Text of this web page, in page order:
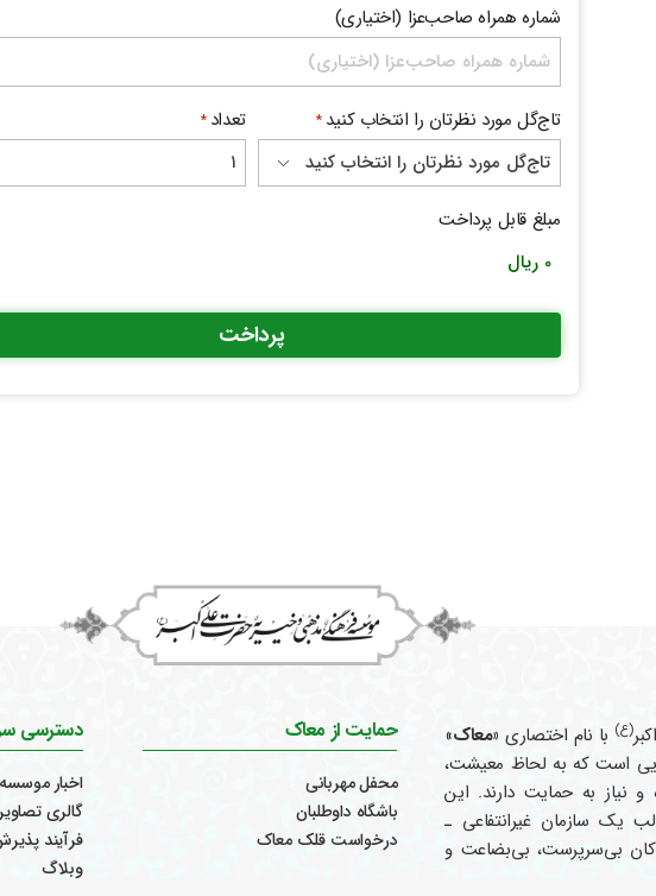
شماره همراه صاحب‌عزا (اختیاری)
تاج‌گل مورد نظرتان را انتخاب کنید * تعداد *
مبلغ قابل پرداخت
(ع) با نام اختصاری «معاک»
است که به لحاظ معیشت،
نیاز به حمایت دارند. این
۱۳۸۲ و با شماره ثبت ۱۶۰۴۷ در قالب یک سازمان غیرانتفاعی ـ
بی‌سرپرست، بی‌بضاعت و
حمایت از معاک
محفل مهربانی
باشگاه داوطلبان
درخواست قلک معاک
دسترسی
اخبار موسسه
گالری تصاویر
فرآیند
وبلاگ